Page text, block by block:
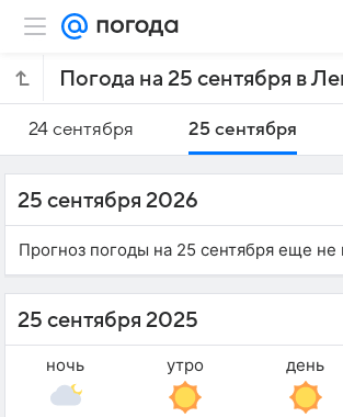
Погода на 25 сентября в
24 сентября 25 сентября
25 сентября 2026
Прогноз погоды на 25 сентября еще не
25 сентября 2025
ночь утро день